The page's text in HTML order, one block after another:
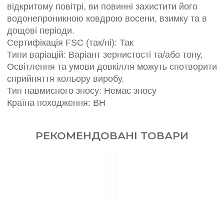
відкритому повітрі, ви повинні захистити його
водонепроникною ковдрою восени, взимку та в
дощові періоди.
Сертифікація FSC (так/ні): Так
Типи варіацій: Варіант зернистості та/або тону,
Освітлення та умови довкілля можуть спотворити
сприйняття кольору виробу.
Тип навмисного зносу: Немає зносу
Країна походження: ВН
РЕКОМЕНДОВАНІ ТОВАРИ